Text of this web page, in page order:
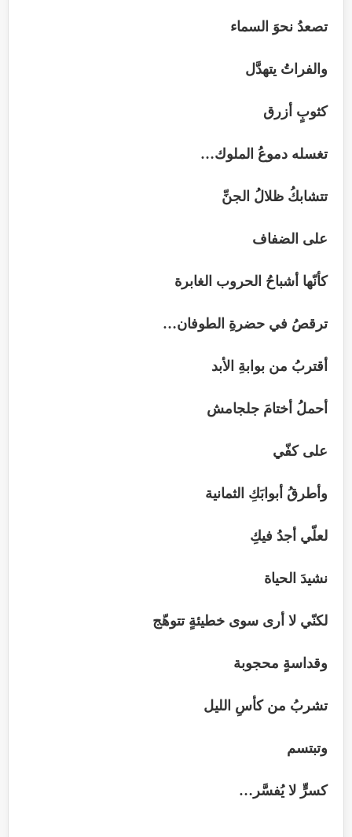
تصعدُ نحوَ السماء
والفراتُ يتهدَّل
كثوبٍ أزرق
تغسله دموعُ الملوك…
تتشابكُ ظلالُ الجنِّ
على الضفاف
كأنّها أشباحُ الحروب الغابرة
ترقصُ في حضرةِ الطوفان…
أقتربُ من بوابةِ الأبد
أحملُ أختامَ جلجامش
على كفّي
وأطرقُ أبوابَكِ الثمانية
لعلّي أجدُ فيكِ
نشيدَ الحياة
لكنّي لا أرى سوى خطيئةٍ تتوهّج
وقداسةٍ محجوبة
تشربُ من كأسِ الليل
وتبتسم
كسرٍّ لا يُفسَّر…